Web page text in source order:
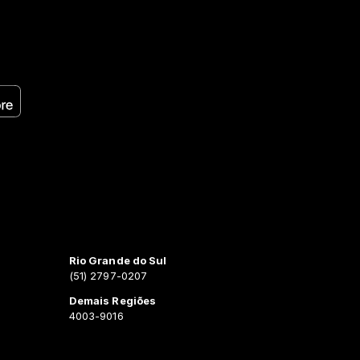
Rio Grande do Sul
(51) 2797-0207
Demais Regiões
4003-9016